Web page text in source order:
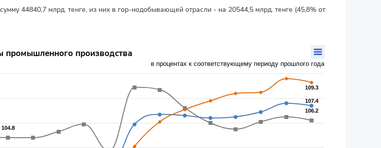
44840,7 млрд. тенге, из них в гор-нодобывающей отрасли - на 20544,5 млрд. тенге (45,8% от
промышленного производства
в процентах к соответствующему периоду прошлого года
107.4
107.4
109.3
109.3
104.8
104.8
106.2
106.2